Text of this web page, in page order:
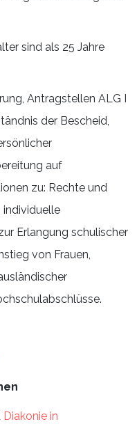
sind als 25 Jahre
Antragstellen ALG I
der Bescheid,
auf
zu: Rechte und
individuelle
Erlangung schulischer
von Frauen,
Diakonie in